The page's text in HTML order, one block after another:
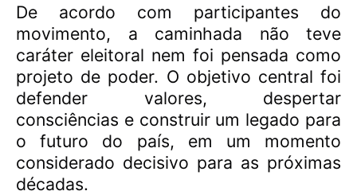
De acordo com participantes do
movimento, a caminhada não teve
caráter eleitoral nem foi pensada como
projeto de poder. O objetivo central foi
defender valores, despertar
consciências e construir um legado para
o futuro do país, em um momento
considerado decisivo para as próximas
décadas.